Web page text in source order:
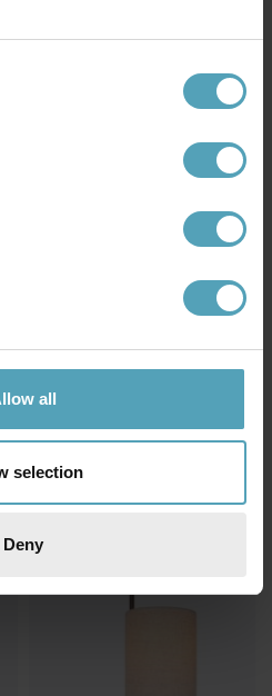
all
selection
Deny
även
KAMPANJ
Nigel läslampa
1 023 kr
Rek. 1 279 kr